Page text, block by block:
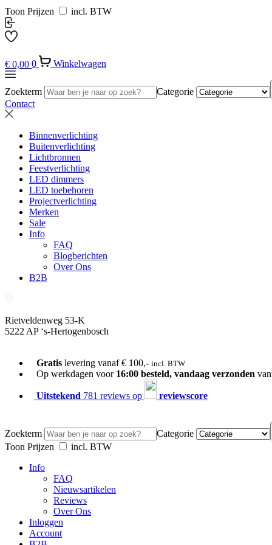
Toon Prijzen incl. BTW
€ 0,00 0 Winkelwagen
Zoekterm
Categorie
Contact
Binnenverlichting
Buitenverlichting
Lichtbronnen
Feestverlichting
LED dimmers
LED toebehoren
Projectverlichting
Merken
Sale
Info
FAQ
Blogberichten
Over Ons
B2B
Rietveldenweg 53-K
5222 AP ‘s-Hertogenbosch
Gratislevering vanaf € 100,- incl. BTW
Op werkdagen voor 16:00 besteld, vandaag verzonden
Uitstekend 781 reviews op reviewscore
Zoekterm
Categorie
Toon Prijzen
incl. BTW
Info
FAQ
Nieuwsartikelen
Reviews
Over Ons
Inloggen
Account